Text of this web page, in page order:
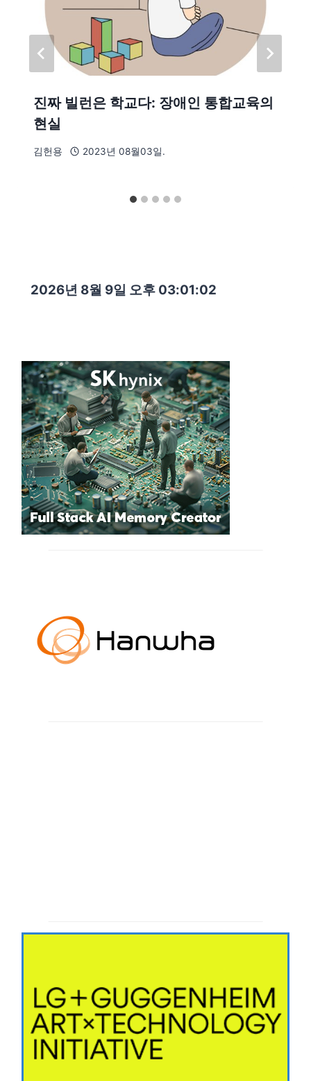
진짜 빌런은 학교다: 장애인 통합교육의
현실
김헌용 2023년 08월03일.
2026년 8월 9일 오후 03:01:03